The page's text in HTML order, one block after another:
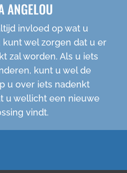
ANGELOU
invloed op wat u
wel zorgen dat u er
zal worden. Als u iets
kunt u wel de
u over iets nadenkt
u wellicht een nieuwe
vindt.